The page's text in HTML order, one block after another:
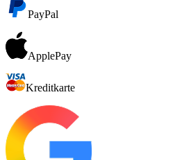
PayPal
ApplePay
Kreditkarte